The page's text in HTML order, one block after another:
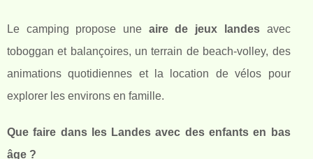
Le camping propose une aire de jeux landesavec
toboggan et balançoires, un terrain de beach-volley, des
animations quotidiennes et la location de vélos pour
explorer les environs en famille.
Que faire dans les Landes avec des enfants en bas
âge ?